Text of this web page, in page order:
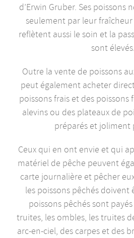
d’Erwin Gruber. Ses poissons
seulement par leur
reflètent aussi le soin et la
sont élevés.
Outre la vente de poissons
peut également acheter
poissons frais et des poissons
alevins ou des plateaux de
préparés et joliment
Ceux qui en ont envie et qui
matériel de pêche peuvent
carte journalière et pêcher
les poissons pêchés doivent
poissons pêchés sont
truites, les ombles, les truites
arc-en-ciel, des carpes et des